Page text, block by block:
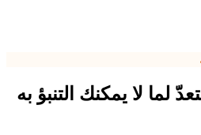
لما لا يمكنك التنبؤ به